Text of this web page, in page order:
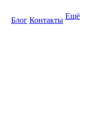
Блог Контакты Ещё